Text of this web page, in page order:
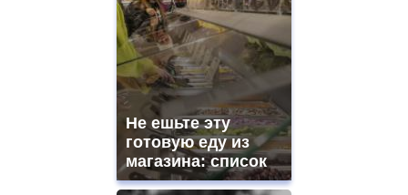
Не ешьте эту
готовую еду из
магазина: список